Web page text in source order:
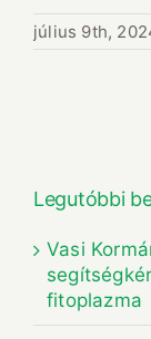
július 9th,
Legutóbbi
Vasi
fitoplazma